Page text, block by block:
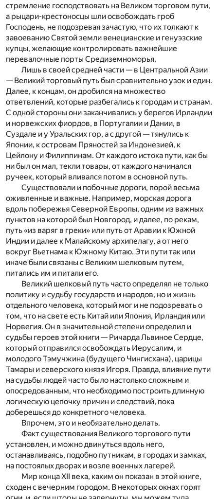
стремление господствовать на Великом торговом пути,
а рыцари-крестоносцы шли освобождать гроб
Господень, не подозревая зачастую, что их толкают к
завоеванию Святой земли венецианские и генуэзские
купцы, желающие контролировать важнейшие
перевалочные порты Средиземноморья.
Лишь в своей средней части — в Центральной Азии
— Великий торговый путь был сравнительно узок и един.
Далее, к концам, он дробился на множество
ответвлений, которые разбегались к городам и странам.
С одной стороны они заканчивались у берегов Ирландии
и норвежских фиордов, в Португалии и Дании, в
Суздале и у Уральских гор, а с другой — тянулись к
Японии, к островам Пряностей за Индонезией, к
Цейлону и Филиппинам. От каждого истока пути, как бы
ни был он мал, текли товары, от каждого начинался
ручеек, который вливался потом в основной путь.
Существовали и побочные дороги, порой весьма
оживленные и важные. Например, морская дорога
вдоль побережья Северной Европы, одним из важных
пунктов на которой был Новгород, и далее, по рекам,
путь «из варяг в греки» или путь от Аравии к Южной
Индии и далее к Малайскому архипелагу, а от него
вокруг Вьетнама к Южному Китаю. Эти пути так или
иначе были связаны с Великим шелковым путем,
питались им и питали его.
Великий шелковый путь часто определял не только
политику и судьбу государств и народов, но и жизнь
отдельного человека, который мог и не подозревать о
том, что на свете есть Китай или Япония, Ирландия или
Норвегия. Он в значительной степени определил и
судьбы героев этой книги — Ричарда Львиное Сердце,
который отправился освобождать Иерусалим, и
молодого Тэмучжина (будущего Чингисхана), царицы
Тамары и северского князя Игоря. Правда, влияние пути
на судьбы людей часто было настолько сложным и
опосредованным, что необходимо построить длинную
логическую цепочку причин и следствий, пока
доберешься до конкретного человека.
Впрочем, это и необязательно делать.
Факт существования Великого торгового пути
установлен, и можно двинуться вдоль него,
останавливаясь, подобно путникам, в городах и замках,
на постоялых дворах и возле военных лагерей.
Мир конца XII века, каким он показан в этой книге,
сходен с вечерним городом. В некоторых окнах горят